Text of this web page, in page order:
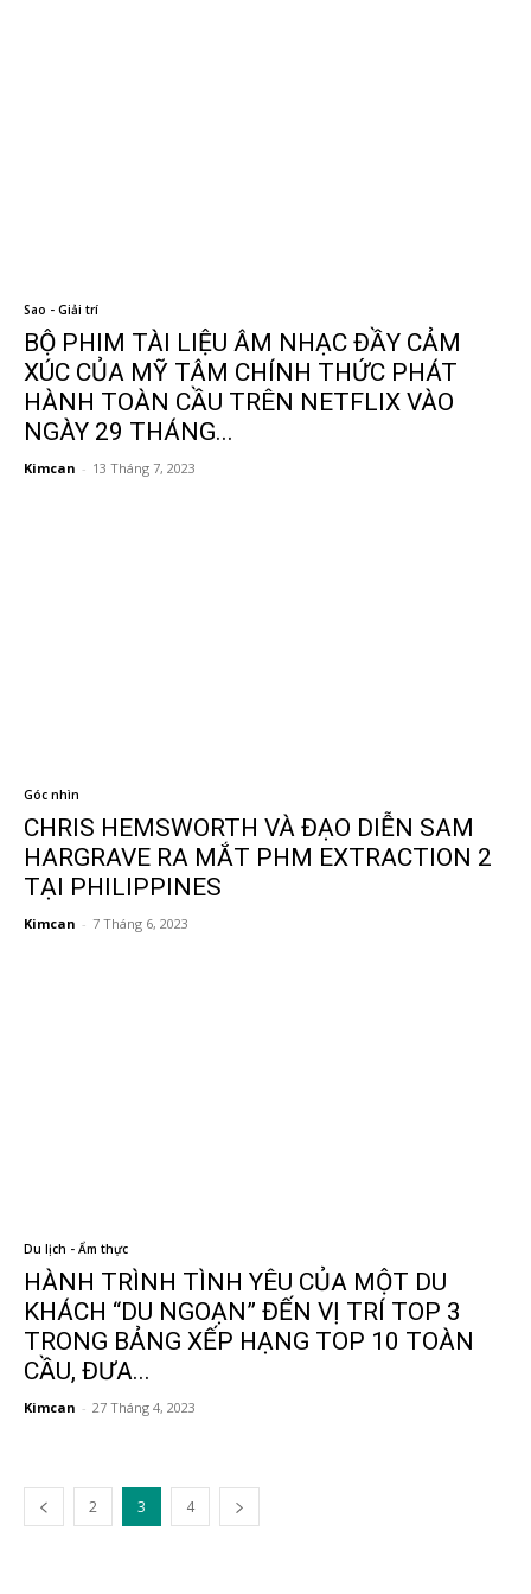
Sao - Giải trí
BỘ PHIM TÀI LIỆU ÂM NHẠC ĐẦY CẢM
XÚC CỦA MỸ TÂM CHÍNH THỨC PHÁT
HÀNH TOÀN CẦU TRÊN NETFLIX VÀO
NGÀY 29 THÁNG...
Kimcan - 13 Tháng 7, 2023
Góc nhìn
CHRIS HEMSWORTH VÀ ĐẠO DIỄN SAM
HARGRAVE RA MẮT PHM EXTRACTION 2
TẠI PHILIPPINES
Kimcan - 7 Tháng 6, 2023
Du lịch - Ẩm thực
HÀNH TRÌNH TÌNH YÊU CỦA MỘT DU
KHÁCH “DU NGOẠN” ĐẾN VỊ TRÍ TOP 3
TRONG BẢNG XẾP HẠNG TOP 10 TOÀN
CẦU, ĐƯA...
Kimcan - 27 Tháng 4, 2023
2 3 4